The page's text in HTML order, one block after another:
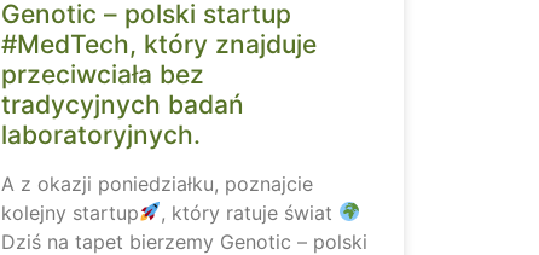
Genotic – polski startup
#MedTech, który znajduje
przeciwciała bez
tradycyjnych badań
laboratoryjnych.
A z okazji poniedziałku, poznajcie
kolejny startup
, który ratuje świat
Dziś na tapet bierzemy Genotic – polski